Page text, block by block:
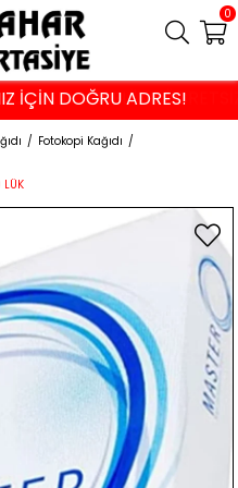
VE KOCAELİ'NE
İÇİN DOĞRU ADRES!
0
Fotokopi Kağıdı
LÜK